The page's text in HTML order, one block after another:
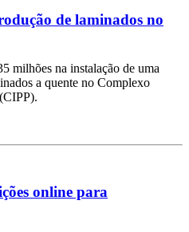
de laminados no
milhões na instalação de uma
a quente no Complexo
online para